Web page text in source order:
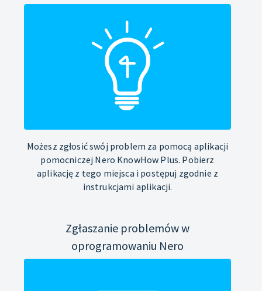
Możesz zgłosić swój problem za pomocą aplikacji
pomocniczej Nero KnowHow Plus. Pobierz
aplikację z tego miejsca i postępuj zgodnie z
instrukcjami aplikacji.
Zgłaszanie problemów w
oprogramowaniu Nero